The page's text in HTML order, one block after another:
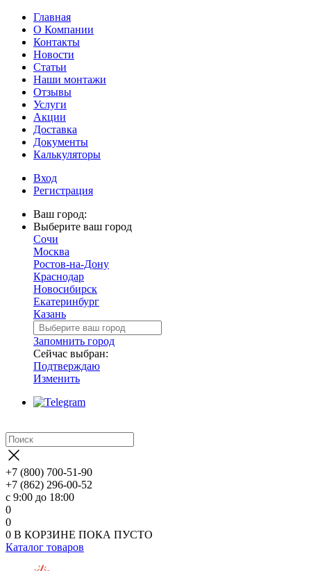
Главная
О Компании
Контакты
Новости
Статьи
Наши монтажи
Отзывы
Услуги
Акции
Доставка
Документы
Калькуляторы
Вход
Регистрация
Ваш город:
Выберите ваш город
Сочи
Москва
Ростов-на-Дону
Краснодар
Новосибирск
Екатеринбург
Казань
Запомнить город
Сейчас выбран:
Подтверждаю
Изменить
+7 (800) 700-51-90
+7 (862) 296-00-52
с 9:00 до 18:00
0
0
0 В КОРЗИНЕ ПОКА ПУСТО
Каталог товаров